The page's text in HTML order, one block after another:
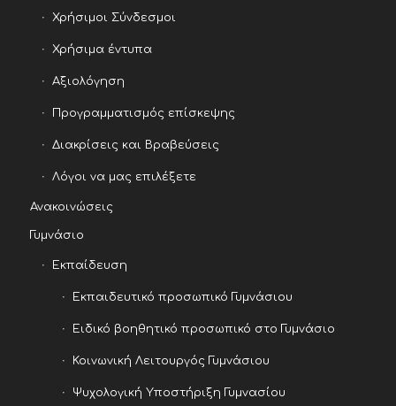
Χρήσιμοι Σύνδεσμοι
Χρήσιμα έντυπα
Αξιολόγηση
Προγραμματισμός επίσκεψης
Διακρίσεις και Βραβεύσεις
Λόγοι να μας επιλέξετε
Ανακοινώσεις
Γυμνάσιο
Εκπαίδευση
Εκπαιδευτικό προσωπικό Γυμνάσιου
Ειδικό βοηθητικό προσωπικό στο Γυμνάσιο
Κοινωνική Λειτουργός Γυμνάσιου
Ψυχολογική Υποστήριξη Γυμνασίου